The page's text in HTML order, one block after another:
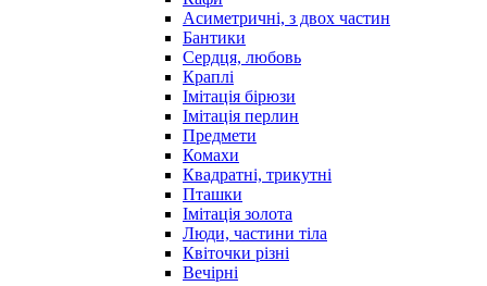
Асиметричні, з двох частин
Бантики
Сердця, любовь
Краплі
Імітація бірюзи
Імітація перлин
Предмети
Комахи
Квадратні, трикутні
Пташки
Імітація золота
Люди, частини тіла
Квіточки різні
Вечірні